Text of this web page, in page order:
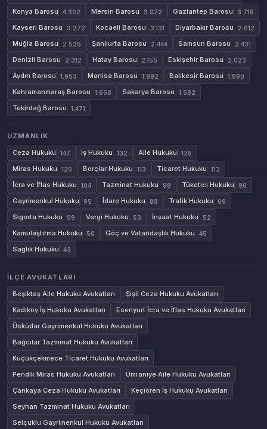
Konya Barosu 4.302 Mersin Barosu 3.922 Gaziantep Barosu 3.716
Kayseri Barosu 3.272 Kocaeli Barosu 3.131 Diyarbakır Barosu 2.612
Muğla Barosu 2.525 Şanlıurfa Barosu 2.444 Samsun Barosu 2.431
Denizli Barosu 2.312 Hatay Barosu 2.155 Eskişehir Barosu 2.023
Aydın Barosu 1.953 Manisa Barosu 1.892 Balıkesir Barosu 1.890
Kahramanmaraş Barosu 1.658 Sakarya Barosu 1.582
Tekirdağ Barosu 1.471
UZMANLIK
Ceza Hukuku
147 İş Hukuku 132 Aile Hukuku 128
Miras Hukuku 120 Borçlar Hukuku 113 Ticaret Hukuku 113
İcra ve İflas Hukuku 104 Tazminat Hukuku 98 Tüketici Hukuku 96
Gayrimenkul Hukuku 95 İdare Hukuku 88 Trafik Hukuku 69
Sigorta Hukuku 59 Vergi Hukuku 53 İnşaat Hukuku 52
Kamulaştırma Hukuku 50 Göç ve Vatandaşlık Hukuku 45
Sağlık Hukuku 43
İLÇE AVUKATLARI
Beşiktaş Aile Hukuku Avukatları
Şişli Ceza Hukuku Avukatları
Kadıköy İş Hukuku Avukatları
Esenyurt İcra ve İflas Hukuku Avukatları
Üsküdar Gayrimenkul Hukuku Avukatları
Bağcılar Tazminat Hukuku Avukatları
Küçükçekmece Ticaret Hukuku Avukatları
Pendik Miras Hukuku Avukatları
Ümraniye Aile Hukuku Avukatları
Çankaya Ceza Hukuku Avukatları
Keçiören İş Hukuku Avukatları
Seyhan Tazminat Hukuku Avukatları
Selçuklu Gayrimenkul Hukuku Avukatları